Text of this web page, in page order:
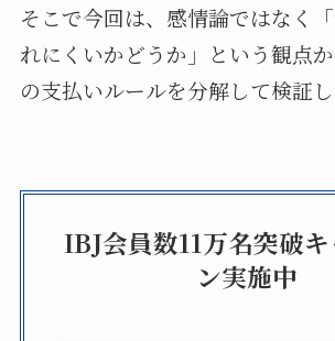
そこで今回は、感情論ではなく
れにくいかどうか」という観点
の支払いルールを分解して検証し
IBJ会員数11万名突破
ン実施中